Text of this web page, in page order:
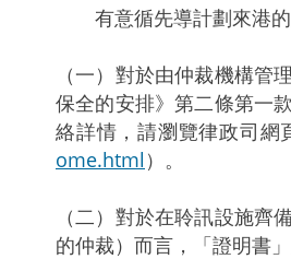
有意循先導計劃來港的
（一）對於由仲裁機構
保全的安排》第二條第一
絡詳情，請瀏覽律政司網
ome.html ）。
（二）對於在聆訊設施
的仲裁）而言，「證明書